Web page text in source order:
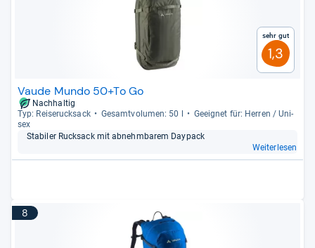
Sehr gut
1,3
Vaude Mundo 50+To Go
Nachhaltig
Typ: Rei­se­ruck­sack
Gesamt­vo­lu­men: 50 l
Geeig­net für: Her­ren / Uni­
sex
Sta­bi­ler Ruck­sack mit abnehm­ba­rem Daypack
Weiterlesen
8